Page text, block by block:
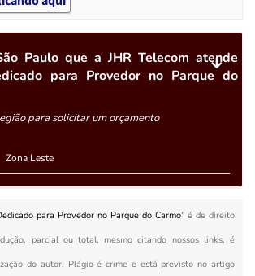
Paulo que a JHR Telecom atende
para Provedor no Parque do
para solicitar um orçamento
Zona Leste
para Provedor no Parque do Carmo" é de direito
parcial ou total, mesmo citando nossos links, é
do autor. Plágio é crime e está previsto no artigo